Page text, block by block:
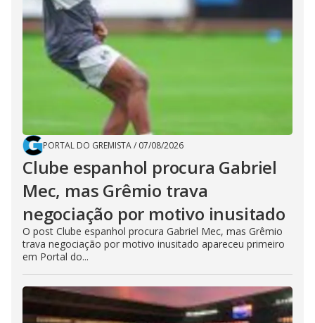
PORTAL DO GREMISTA/ 07/08/2026
Clube espanhol procura Gabriel
Mec, mas Grêmio trava
negociação por motivo inusitado
O post Clube espanhol procura Gabriel Mec, mas Grêmio
trava negociação por motivo inusitado apareceu primeiro
em Portal do...